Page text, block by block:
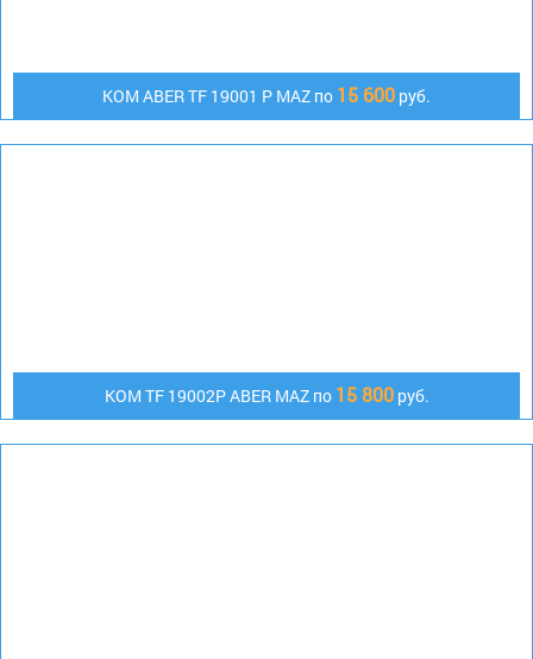
КОМ АBER TF 19001 P MAZ по 15 600 руб.
КОМ TF 19002P ABER MAZ по 15 800руб.